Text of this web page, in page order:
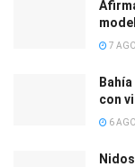
7
con
6